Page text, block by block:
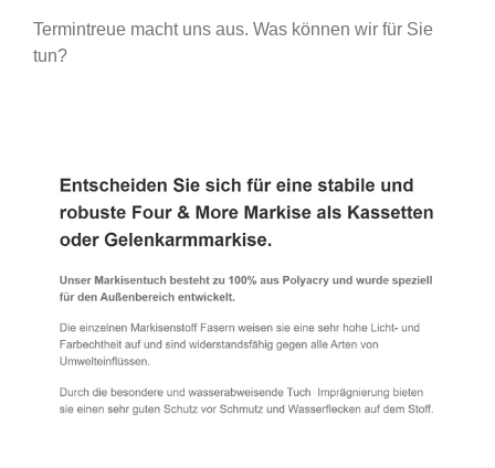
Termintreue macht uns aus. Was können wir für Sie
tun?